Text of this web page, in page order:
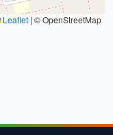
Leaflet |© OpenStreetMap